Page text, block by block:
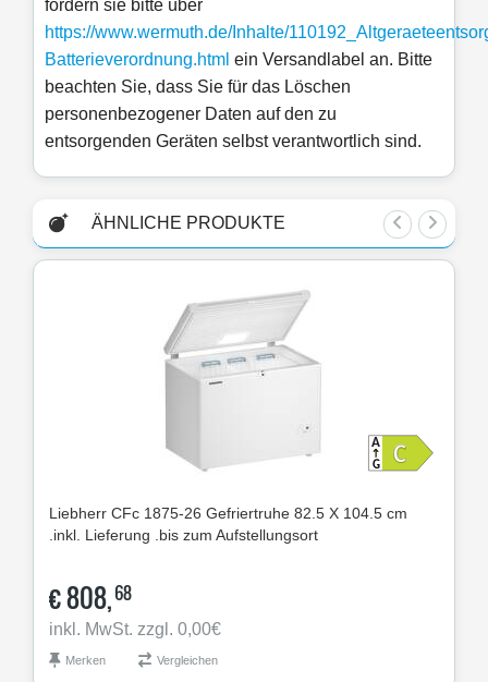
fordern sie bitte über
https://www.wermuth.de/Inhalte/
Batterieverordnung.html ein Versandlabel an. Bitte
beachten Sie, dass Sie für das Löschen
personenbezogener Daten auf den zu
entsorgenden Geräten selbst verantwortlich sind.
ÄHNLICHE PRODUKTE
Liebherr CFc 1875-26 Gefriertruhe 82.5 X 104.5 cm
.inkl. Lieferung .bis zum Aufstellungsort
€808,68
inkl. MwSt. zzgl. 0,00€
Merken Vergleichen